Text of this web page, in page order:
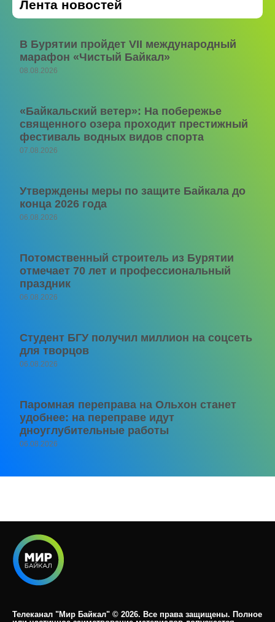
Лента новостей
В Бурятии пройдет VII международный
марафон «Чистый Байкал»
08.08.2026
«Байкальский ветер»: На побережье
священного озера проходит престижный
фестиваль водных видов спорта
07.08.2026
Утверждены меры по защите Байкала до
конца 2026 года
06.08.2026
Потомственный строитель из Бурятии
отмечает 70 лет и профессиональный
праздник
06.08.2026
Студент БГУ получил миллион на соцсеть
для творцов
06.08.2026
Паромная переправа на Ольхон станет
удобнее: на переправе идут
дноуглубительные работы
06.08.2026
Телеканал "Мир Байкал" © 2026. Все права защищены. Полное